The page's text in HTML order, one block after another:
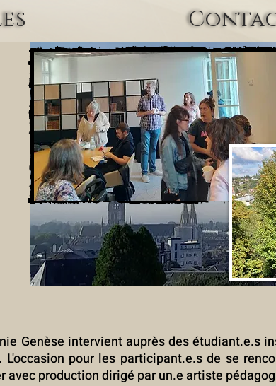
Genèse intervient auprès des étudiant.e.s
L'occasion pour les participant.e.s de se
production dirigé par un.e artiste